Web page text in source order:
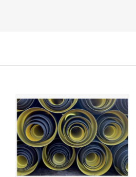
TUBO CORRUGATO
BICCHIERATO – Diametri interni
– SN8